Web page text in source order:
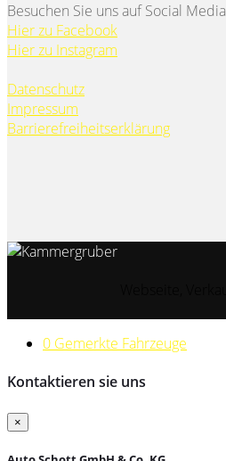
Besuchen Sie uns auf Social Media
Hier zu Facebook
Hier zu Instagram
Datenschutz
Impressum
Barrierefreiheitserklärung
0 Gemerkte Fahrzeuge
Kontaktieren sie uns
×